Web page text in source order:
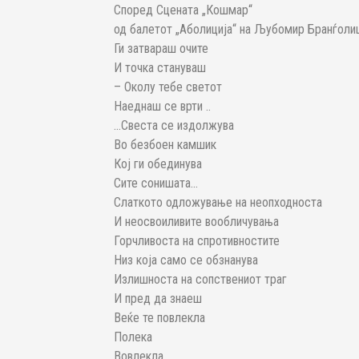
Според Сцената „Кошмар“
од балетот „Аболиција“ на Љубомир
Ги затвараш очите
И точка стануваш
– Околу тебе светот
Наеднаш се врти ..
…Свеста се издолжува
Во безбоен камшик
Кој ги обединува
Сите сонишата…
Слаткото одложување на неопходноста
И неосвоиливите вообличувања
Горчливоста на спротивностите
Низ која само се обзнанува
Излишноста на сопствениот траг
И пред да знаеш
Веќе те повлекла
Полека